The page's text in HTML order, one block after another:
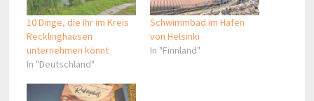
10 Dinge, die Ihr im Kreis
Recklinghausen
unternehmen könnt
In "Deutschland"
Schwimmbad im Hafen
von Helsinki
In "Finnland"